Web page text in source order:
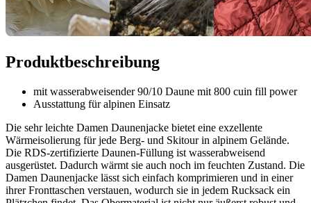
Produktbeschreibung
mit wasserabweisender 90/10 Daune mit 800 cuin fill power
Ausstattung für alpinen Einsatz
Die sehr leichte Damen Daunenjacke bietet eine exzellente
Wärmeisolierung für jede Berg- und Skitour in alpinem Gelände.
Die RDS-zertifizierte Daunen-Füllung ist wasserabweisend
ausgerüstet. Dadurch wärmt sie auch noch im feuchten Zustand. Die
Damen Daunenjacke lässt sich einfach komprimieren und in einer
ihrer Fronttaschen verstauen, wodurch sie in jedem Rucksack ein